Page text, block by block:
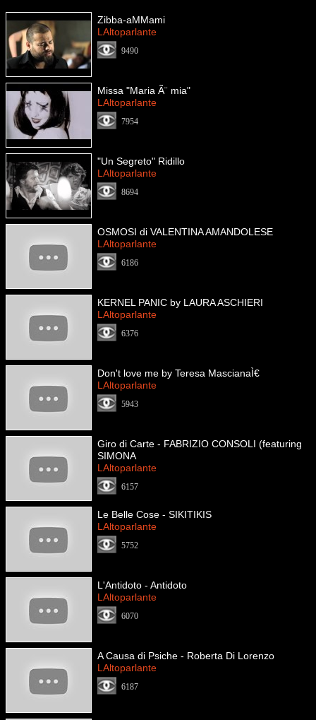
Zibba-aMMami
LAltoparlante
9490
Missa "Maria Ã¨ mia"
LAltoparlante
7954
"Un Segreto" Ridillo
LAltoparlante
8694
OSMOSI di VALENTINA AMANDOLESE
LAltoparlante
6186
KERNEL PANIC by LAURA ASCHIERI
LAltoparlante
6376
Don't love me by Teresa MascianaÌ€
LAltoparlante
5943
Giro di Carte - FABRIZIO CONSOLI (featuring
SIMONA
LAltoparlante
6157
Le Belle Cose - SIKITIKIS
LAltoparlante
5752
L'Antidoto - Antidoto
LAltoparlante
6070
A Causa di Psiche - Roberta Di Lorenzo
LAltoparlante
6187